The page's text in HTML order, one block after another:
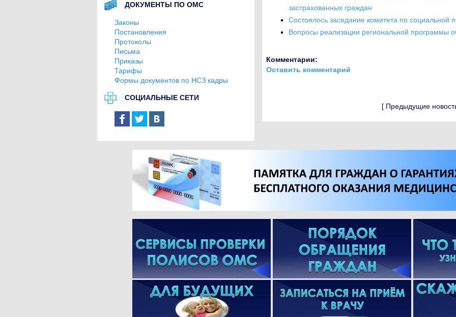
ДОКУМЕНТЫ ПО ОМС
Законы
Постановления
Протоколы
Письма
Приказы
Тарифы
Формы документов по НСЗ кадры
СОЦИАЛЬНЫЕ СЕТИ
застрахованных граждан
Состоялось заседание комитета по социальной
Вопросы реализации региональной программы
Комментарии:
Оставить комментарий
[ Предыдущие